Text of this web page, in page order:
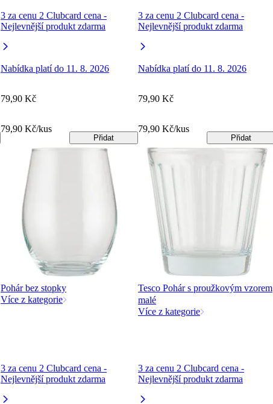
3 za cenu 2 Clubcard cena -
Nejlevnější produkt zdarma
Nabídka platí do 11. 8. 2026
79,90 Kč
79,90 Kč/kus
Přidat
3 za cenu 2 Clubcard cena -
Nejlevnější produkt zdarma
Nabídka platí do 11. 8. 2026
79,90 Kč
79,90 Kč/kus
Přidat
Pohár bez stopky
Více z kategorie
3 za cenu 2 Clubcard cena -
Nejlevnější produkt zdarma
Tesco Pohár s proužkovým vzorem
malé
Více z kategorie
3 za cenu 2 Clubcard cena -
Nejlevnější produkt zdarma